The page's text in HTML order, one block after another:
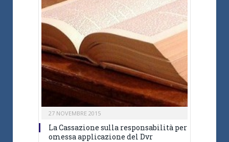
27 NOVEMBRE 2015
La Cassazione sulla responsabilità per
omessa applicazione del Dvr